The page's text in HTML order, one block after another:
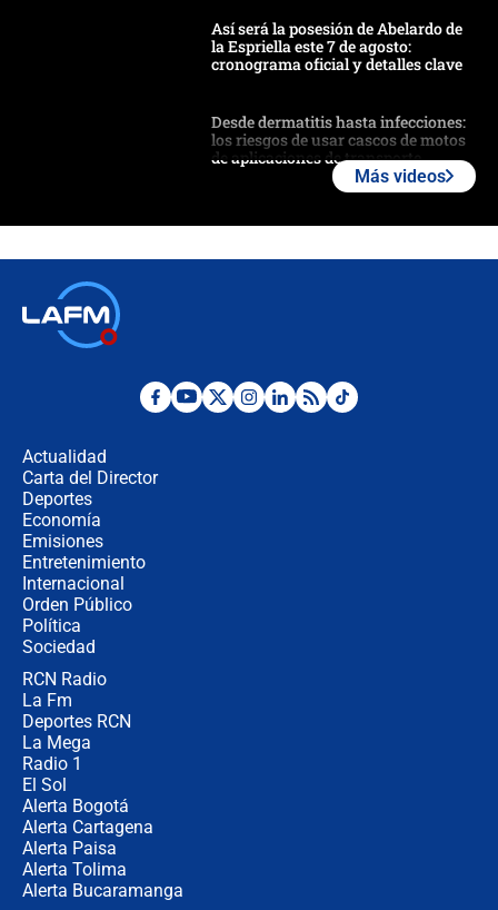
Así será la posesión de Abelardo de
la Espriella este 7 de agosto:
cronograma oficial y detalles clave
Desde dermatitis hasta infecciones:
los riesgos de usar cascos de motos
de aplicaciones de transporte
Posesión de Abelardo De La Espriella
Más videos
Actualidad
Carta del Director
Deportes
Economía
Emisiones
Entretenimiento
Internacional
Orden Público
Política
Sociedad
RCN Radio
La Fm
Deportes RCN
La Mega
Radio 1
El Sol
Alerta Bogotá
Alerta Cartagena
Alerta Paisa
Alerta Tolima
Alerta Bucaramanga